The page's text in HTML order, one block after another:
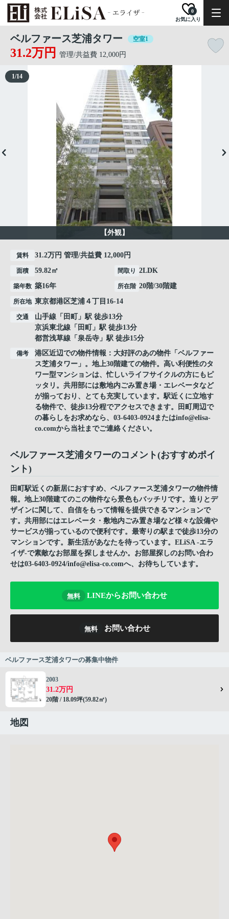
お気に入り
0
ベルファース芝浦タワー 空室1
31.2万円 管理/共益費 12,000円
【外観】
1/14
賃料 31.2万円 管理/共益費 12,000円
面積 59.82㎡ 間取り 2LDK
築年数 築16年 所在階 20階/30階建
所在地 東京都港区芝浦 ４丁目16-14
交通 山手線 「 田町
」駅 徒歩13分
京浜東北線 「 田町
」駅 徒歩13分
都営浅草線 「 泉岳寺 」駅 徒歩15分
備考
港区近辺での物件情報：大好評のあの物件「ベルファー
ス芝浦タワー」。地上30階建ての物件。高い利便性のタ
ワー型マンションは、忙しいライフサイクルの方にもピ
ッタリ。共用部には敷地内ごみ置き場・エレベータなど
が揃っており、とても充実しています。駅近くに立地す
る物件で、徒歩13分程でアクセスできます。田町周辺で
の暮らしをお求めなら、03-6403-0924またはinfo@elisa-
co.comから当社までご連絡ください。
ベルファース芝浦タワーのコメント(おすすめポイ
ント)
田町駅近くの新居におすすめ、ベルファース芝浦タワーの物件情
報。地上30階建てのこの物件なら景色もバッチリです。造りとデ
ザインに関して、自信をもって情報を提供できるマンションで
す。共用部にはエレベータ・敷地内ごみ置き場など様々な設備や
サービスが揃っているので便利です。最寄りの駅まで徒歩13分の
マンションです。新生活があなたを待っています。ELiSA -エラ
イザ-で素敵なお部屋を探しませんか。お部屋探しのお問い合わ
せは03-6403-0924/info@elisa-co.comへ、お待ちしています。
無料 LINEからお問い合わせ
無料 お問い合わせ
ベルファース芝浦タワーの募集中物件
2003
31.2万円
20階 / 18.09坪(59.82㎡)
地図